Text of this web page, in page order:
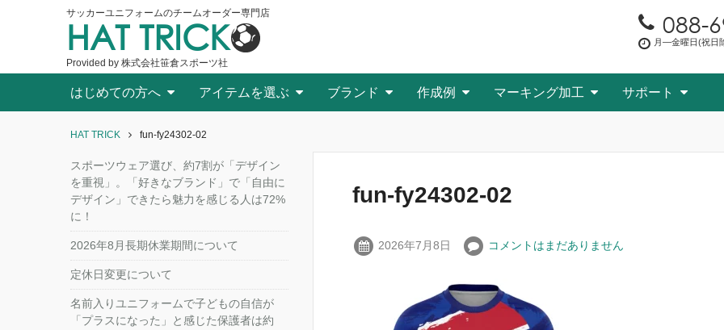
サッカーユニフォームのチームオーダー専門店
HAT TRICK
Provided by 株式会社笹倉スポーツ社
088-
月―金曜日(祝日
はじめての方へ アイテムを選ぶ ブランド 作成例 マーキング加工 サポート
HAT TRICK fun-fy24302-02
fun-fy24302-02
2026年7月8日 コメントはまだありません
スポーツウェア選び、約7割が「デザイン
を重視」。「好きなブランド」で「自由に
デザイン」できたら魅力を感じる人は72%
に！
2026年8月長期休業期間について
定休日変更について
名前入りユニフォームで子どもの自信が
「プラスになった」と感じた保護者は約